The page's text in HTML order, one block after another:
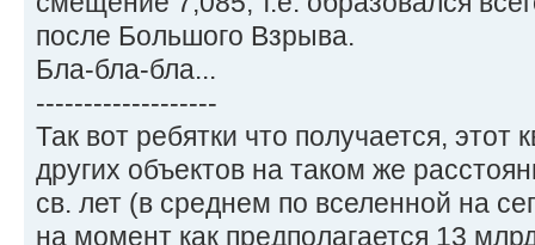
после Большого Взрыва.
Бла-бла-бла...
-------------------
Так вот ребятки что получается, этот
других объектов на таком же
св. лет (в среднем по вселенной на
на момент как предполагается 13